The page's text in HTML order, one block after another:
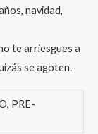
navidad,
te arriesgues a
se agoten.
PRE-